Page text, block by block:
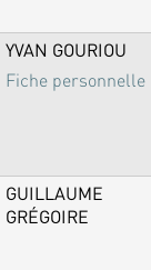
YVAN GOURIOU
Fiche personnelle
GUILLAUME
GRÉGOIRE